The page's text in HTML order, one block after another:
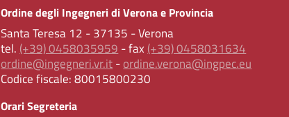
Ordine degli Ingegneri di Verona e Provincia
Santa Teresa 12 - 37135 - Verona
tel. (+39) 0458035959 - fax (+39) 0458031634
ordine@ingegneri.vr.it-ordine.verona@ingpec.eu
Codice fiscale:80015800230
Orari Segreteria